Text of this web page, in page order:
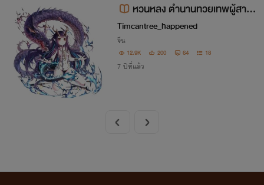
หวนหลง ตำนานทวยเทพผู้สาบสู
ญ
Timcantree_happened
จีน
12.9K 200 64 18
7 ปีที่แล้ว